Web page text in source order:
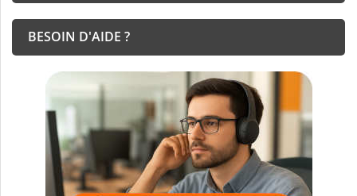
BESOIN D'AIDE ?